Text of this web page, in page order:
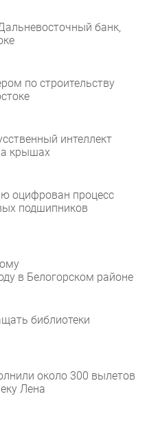
банк,
по строительству
интеллект
крышах
оцифрован процесс
подшипников
в Белогорском районе
библиотеки
около 300 вылетов
Лена